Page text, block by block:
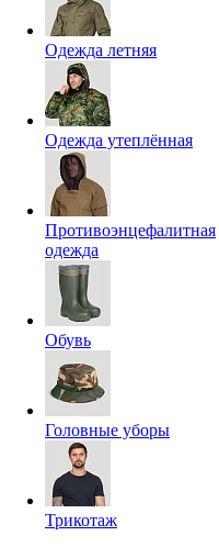
Одежда летняя
Одежда утеплённая
Противоэнцефалитная
одежда
Обувь
Головные уборы
Трикотаж